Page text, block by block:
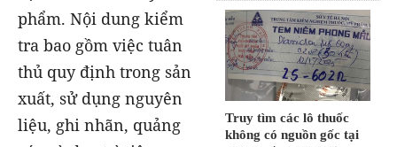
Truy tìm các lô thuốc
không có nguồn gốc tại
phẩm. Nội dung kiểm
tra bao gồm việc tuân
thủ quy định trong sản
xuất, sử dụng nguyên
liệu, ghi nhãn, quảng